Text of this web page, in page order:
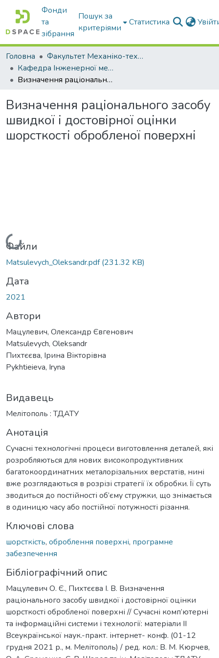
Фонди
та
зібрання
Пошук за
критеріями
Статистика
Головна
Факультет Механіко-технологічний
Кафедра Інженерної механіки та комп'ютерного проектування
Визначення раціонального засобу швидкої і достовірної оцінки шорсткості обробленої поверхні
Визначення раціонального засобу
швидкої і достовірної оцінки
шорсткості обробленої поверхні
Вантажиться...
Файли
Matsulevych_Oleksandr.pdf(231.32 KB)
Дата
2021
Автори
Мацулевич, Олександр Євгенович
Matsulevych, Oleksandr
Пихтєєва, Ірина Вікторівна
Pykhtieieva, Iryna
Видавець
Мелітополь : ТДАТУ
Анотація
Сучасні технологічні процеси виготовлення деталей, які
розробляються для нових високопродуктивних
багатокоординатних металорізальних верстатів, нині
вже розглядаються в розрізі стратегії їх обробки. Її суть
зводиться до постійності об’єму стружки, що знімається
в одиницю часу або постійної потужності різання.
Ключові слова
шорсткість, оброблення поверхні, програмне
забезпечення
Бібліографічний опис
Мацулевич О. Є., Пихтєєва І. В. Визначення
раціонального засобу швидкої і достовірної оцінки
шорсткості обробленої поверхні // Сучасні комп’ютерні
та інформаційні системи і технології: матеріали ІІ
Всеукраїнської наук.-практ. інтернет- конф. (01-12
грудня 2021 р., м. Мелітополь) / ред. кол.: В. М. Кюрчев,